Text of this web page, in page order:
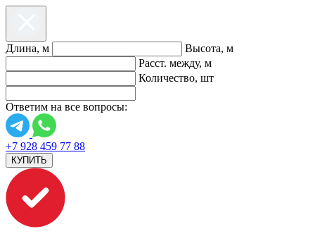
Длина, м
Высота, м
Расст. между, м
Количество, шт
Ответим на все вопросы:
+7 928 459 77 88
КУПИТЬ